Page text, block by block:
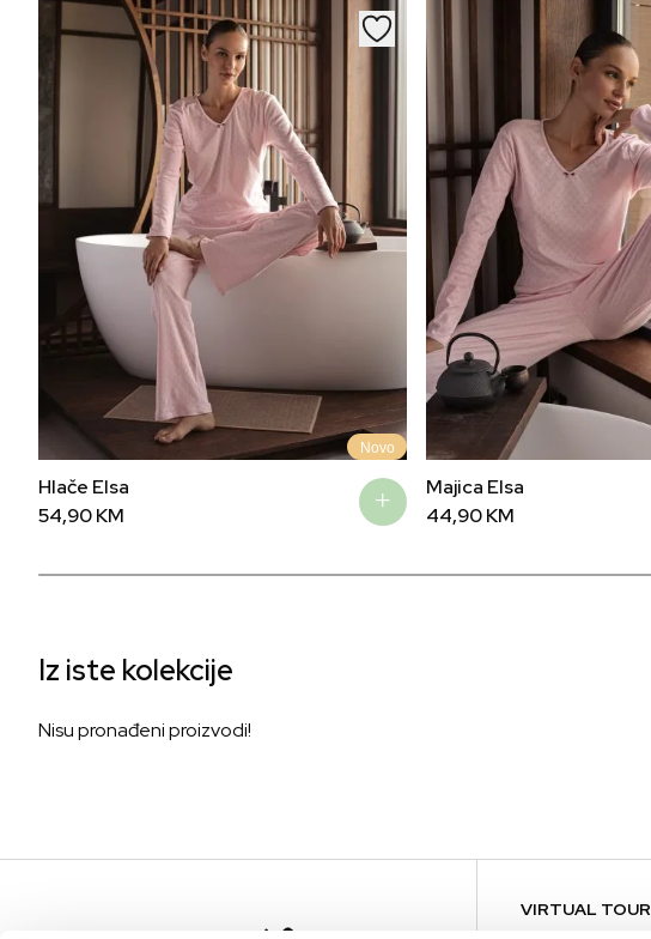
Novo
Hlače Elsa
54,90KM
Majica Elsa
44,90KM
Iz iste kolekcije
Nisu pronađeni proizvodi!
VIRTUAL TOUR